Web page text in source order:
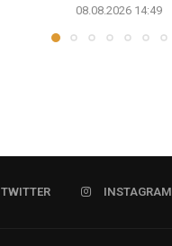
08.08.2026 14:49
TWITTER INSTAGRAM